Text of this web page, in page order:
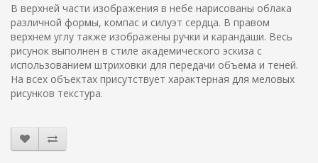
В верхней части изображения в небе нарисованы облака
различной формы, компас и силуэт сердца. В правом
верхнем углу также изображены ручки и карандаши. Весь
рисунок выполнен в стиле академического эскиза с
использованием штриховки для передачи объема и теней.
На всех объектах присутствует характерная для меловых
рисунков текстура.